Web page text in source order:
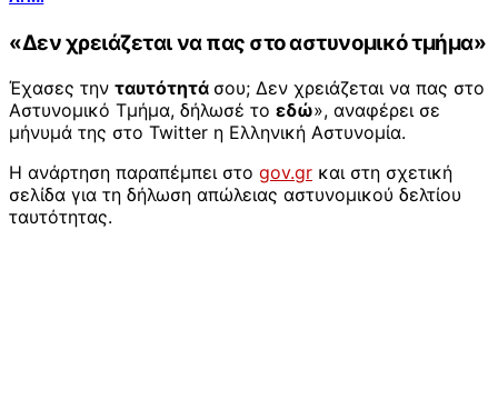
«Δεν χρειάζεται να πας στο αστυνομικό τμήμα»
Έχασες την ταυτότητά σου; Δεν χρειάζεται να πας στο
Αστυνομικό Τμήμα, δήλωσέ το εδώ», αναφέρει σε
μήνυμά της στο Twitter η Ελληνική Αστυνομία.
Η ανάρτηση παραπέμπει στο gov.gr και στη σχετική
σελίδα για τη δήλωση απώλειας αστυνομικού δελτίου
ταυτότητας.